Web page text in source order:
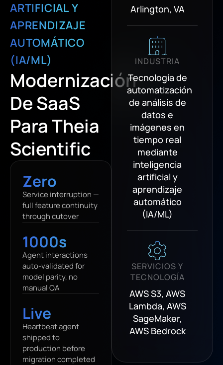
ARTIFICIAL Y
APRENDIZAJE
AUTOMÁTICO
(IA/ML)
Modernización
De SaaS
Para Theia
Scientific
Zero
Service interruption —
full feature continuity
through cutover
1000s
Agent interactions
auto-validated for
model parity, no
manual QA
Live
Heartbeat agent
shipped to
production before
migration completed
Arlington, VA
INDUSTRIA
Tecnología de
automatización
de análisis de
datos e
imágenes en
tiempo real
mediante
inteligencia
artificial y
aprendizaje
automático
(IA/ML)
SERVICIOS Y
TECNOLOGÍA
AWS S3, AWS
Lambda, AWS
SageMaker,
AWS Bedrock